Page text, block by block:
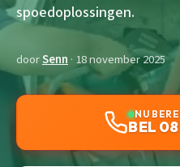
spoedoplossingen.
doorSenn · 18 november 2025
NU
BEL